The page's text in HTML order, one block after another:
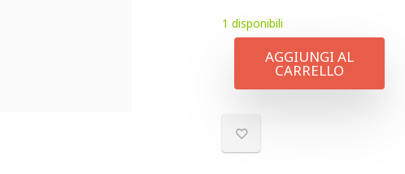
1 disponibili
AGGIUNGI AL
CARRELLO